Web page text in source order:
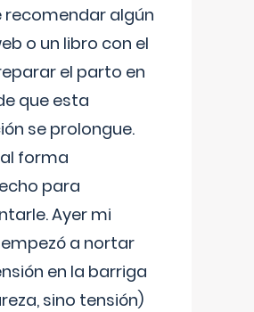
recomendar algún
o un libro con el
el parto en
que esta
se prolongue.
forma
para
Ayer mi
a nortar
en la barriga
sino tensión)